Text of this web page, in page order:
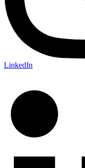
LinkedIn